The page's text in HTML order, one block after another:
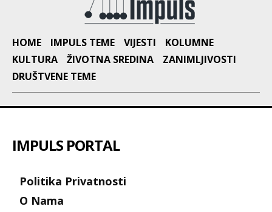
HOME IMPULS TEME VIJESTI
KOLUMNE
KULTURA
ŽIVOTNA SREDINA
ZANIMLJIVOSTI
DRUŠTVENE TEME
IMPULS PORTAL
Politika Privatnosti
O Nama